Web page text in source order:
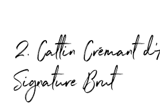
2. Cattin Crémant
Signature Brut